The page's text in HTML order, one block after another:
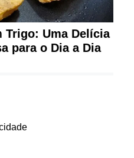
Trigo: Uma Delícia
para o Dia a Dia